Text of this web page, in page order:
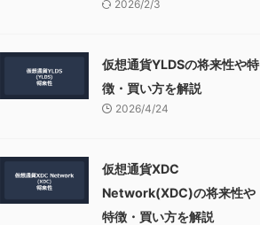
2026/2/3
仮想通貨YLDSの将来性や特
徴・買い方を解説
2026/4/24
仮想通貨XDC
Network(XDC)の将来性や
特徴・買い方を解説